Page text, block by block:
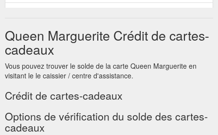
des créations · Galerie des élèves · CONTACT ...
https://queen-marguerite.fr/boutique/les-creations-de-queen-
marguerite/
Queen Marguerite Crédit de cartes-
cadeaux
Vous pouvez trouver le solde de la carte Queen Marguerite en
visitant le le caissier / centre d'assistance.
Crédit de cartes-cadeaux
Options de vérification du solde des cartes-
cadeaux